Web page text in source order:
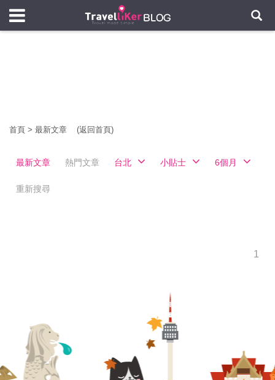
首頁 > 最新文章 (返回首頁)
最新文章 熱門文章 台北 小貼士 6個月
重新搜尋
1